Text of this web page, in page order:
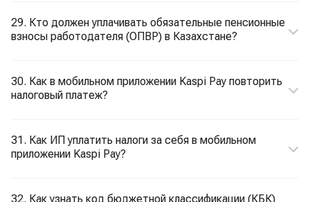
29. Кто должен уплачивать обязательные пенсионные
взносы работодателя (ОПВР) в Казахстане?
30. Как в мобильном приложении Kaspi Pay повторить
налоговый платеж?
31. Как ИП уплатить налоги за себя в мобильном
приложении Kaspi Pay?
32. Как узнать код бюджетной классификации (КБК)